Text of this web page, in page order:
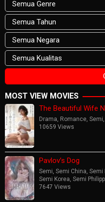
MOST VIEW MOVIES
The Beautiful Wife
Drama, Romance, Semi,
10659 Views
Pavlov’s Dog
Semi, Semi China, Semi
Semi Korea, Semi
7647 Views